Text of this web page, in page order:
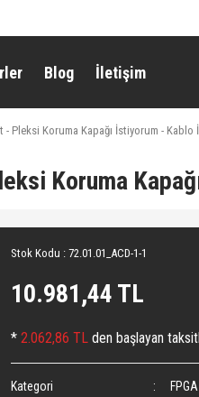
Blog İletişim
- Pleksi Koruma Kapağı İstiyorum - Kablo
Koruma
Stok Kodu : 72.01.01_ACD-1-1
10.981,44 TL
* 2.062,86 TL den başlayan
Kategori